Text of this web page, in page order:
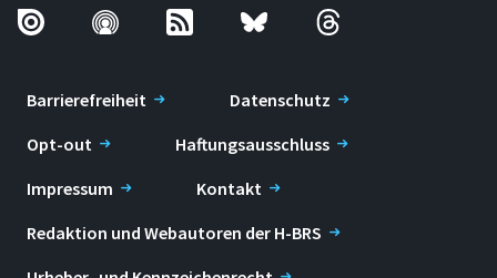
Barrierefreiheit
Datenschutz
Opt-out
Haftungsausschluss
Impressum
Kontakt
Redaktion und Webautoren der H-BRS